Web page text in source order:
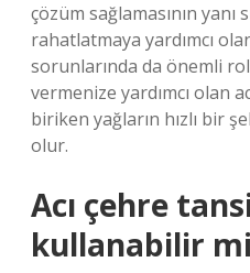
çözüm sağlamasının yanı
rahatlatmaya yardımcı
sorunlarında da önemli rol
vermenize yardımcı olan
biriken yağların hızlı bir
olur.
Acı çehre
kullanabilir